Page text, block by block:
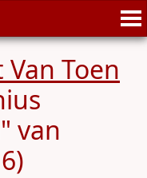
Toen
van